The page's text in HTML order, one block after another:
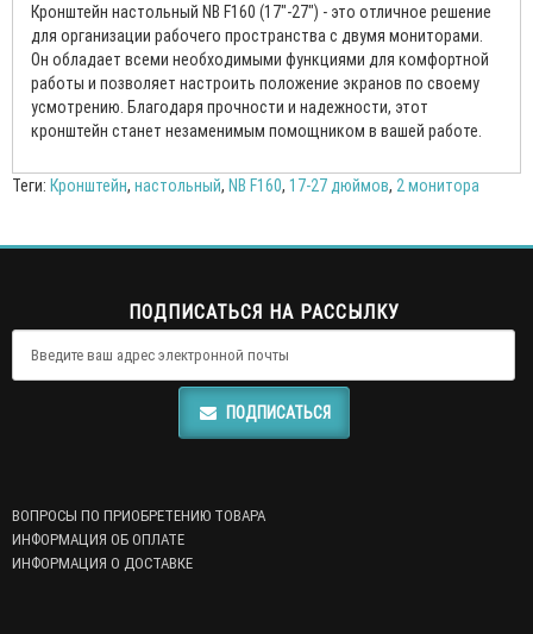
Кронштейн настольный NB F160 (17"-27") - это отличное решение
для организации рабочего пространства с двумя мониторами.
Он обладает всеми необходимыми функциями для комфортной
работы и позволяет настроить положение экранов по своему
усмотрению. Благодаря прочности и надежности, этот
кронштейн станет незаменимым помощником в вашей работе.
Теги: Кронштейн, настольный, NB F160, 17-27 дюймов, 2 монитора
ПОДПИСАТЬСЯ НА РАССЫЛКУ
ПОДПИСАТЬСЯ
ВОПРОСЫ ПО ПРИОБРЕТЕНИЮ ТОВАРА
ИНФОРМАЦИЯ ОБ ОПЛАТЕ
ИНФОРМАЦИЯ О ДОСТАВКЕ